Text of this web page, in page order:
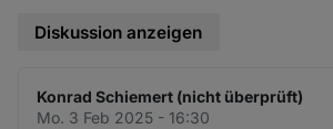
Diskussion anzeigen
Konrad Schiemert (nicht überprüft)
Mo. 3 Feb 2025 - 16:30